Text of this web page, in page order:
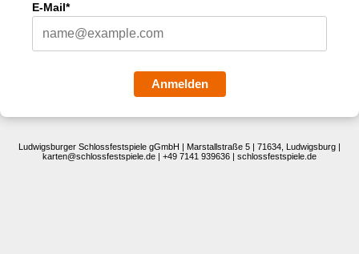
E-Mail*
Anmelden
Ludwigsburger Schlossfestspiele gGmbH | Marstallstraße 5 | 71634, Ludwigsburg |
karten@schlossfestspiele.de | +49 7141 939636 | schlossfestspiele.de